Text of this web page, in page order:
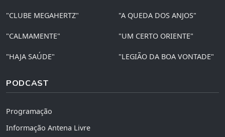
"CLUBE MEGAHERTZ" "A QUEDA DOS ANJOS"
"CALMAMENTE" "UM CERTO ORIENTE"
"HAJA SAÚDE" "LEGIÃO DA BOA VONTADE"
PODCAST
Programação
Informação Antena Livre